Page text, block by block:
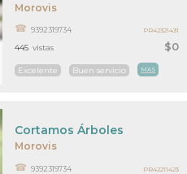
Morovis
$0
9392319734
Excelente Buen servicio MAS
445 vistas
PR42321431
Morovis
Cortamos Árboles
9392319734 PR42211423